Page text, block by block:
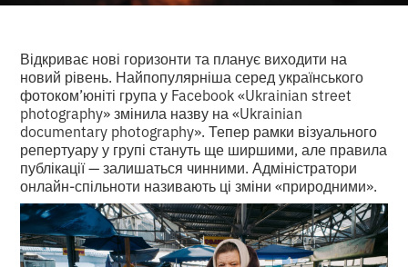
Відкриває нові горизонти та планує виходити на
новий рівень. Найпопулярніша серед українського
фотоком’юніті група у Facebook «Ukrainian street
photography» змінила назву на «Ukrainian
documentary photography». Тепер рамки візуального
репертуару у групі стануть ще ширшими, але правила
публікації — залишаться чинними. Адміністратори
онлайн-спільноти називають ці зміни «природними».